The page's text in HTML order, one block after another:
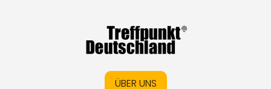
ÜBER UNS